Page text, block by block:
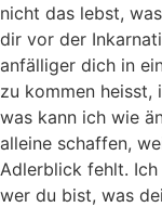
nicht das lebst,
dir vor der
anfälliger dich in
zu kommen heisst,
was kann ich wie
alleine schaffen,
Adlerblick fehlt.
wer du bist, was